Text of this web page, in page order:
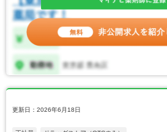
更新日：2026年6月18日